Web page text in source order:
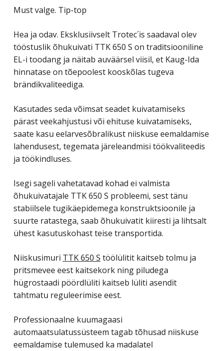
Must valge. Tip-top
Hea ja odav. Eksklusiivselt Trotec´is saadaval olev
tööstuslik õhukuivati TTK 650 S on traditsiooniline
EL-i toodang ja näitab auväärsel viisil, et Kaug-Ida
hinnatase on tõepoolest kooskõlas tugeva
brändikvaliteediga.
Kasutades seda võimsat seadet kuivatamiseks
pärast veekahjustusi või ehituse kuivatamiseks,
saate kasu eelarvesõbralikust niiskuse eemaldamise
lahendusest, tegemata järeleandmisi töökvaliteedis
ja töökindluses.
Isegi sageli vahetatavad kohad ei valmista
õhukuivatajale TTK 650 S probleemi, sest tänu
stabiilsele tugikäepidemega konstruktsioonile ja
suurte ratastega, saab õhukuivatit kiiresti ja lihtsalt
ühest kasutuskohast teise transportida.
Niiskusimuri TTK 650 S töölülitit kaitseb tolmu ja
pritsmevee eest kaitsekork ning piludega
hügrostaadi pöördlüliti kaitseb lüliti asendit
tahtmatu reguleerimise eest.
Professionaalne kuumagaasi
automaatsulatussüsteem tagab tõhusad niiskuse
eemaldamise tulemused ka madalatel